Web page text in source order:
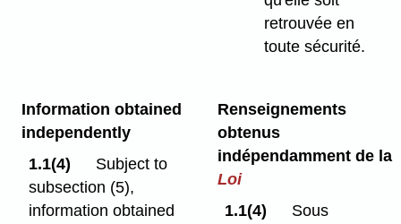
retrouvée en
toute sécurité.
Information obtained
independently
1.1(4)
Subject to
subsection (5),
information obtained
Renseignements
obtenus
indépendamment de la
Loi
1.1(4)
Sous